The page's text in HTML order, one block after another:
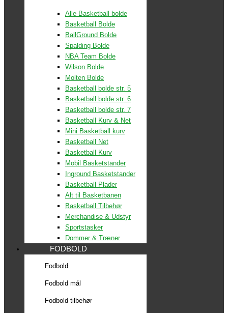
Alle Basketball bolde
Basketball Bolde
BallGround Bolde
Spalding Bolde
NBA Team Bolde
Wilson Bolde
Molten Bolde
Basketball bolde str. 5
Basketball bolde str. 6
Basketball bolde str. 7
Basketball Kurv & Net
Mini Basketball kurv
Basketball Net
Basketball Kurv
Mobil Basketstander
Inground Basketstander
Basketball Plader
Alt til Basketbanen
Basketball Tilbehør
Merchandise & Udstyr
Sportstasker
Dommer & Træner
FODBOLD
Fodbold
Fodbold mål
Fodbold tilbehør